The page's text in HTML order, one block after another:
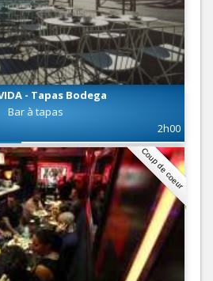
- Tapas Bodega
Bar à tapas
2h00
Coup de coeur